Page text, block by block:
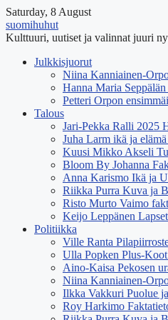
Saturday, 8 August
suomihuhut
Kulttuuri, uutiset ja valinnat juuri
Julkkisjuorut
Niina Kanniainen-
Hanna Maria
Petteri Orpon
Talous
Jari-Pekka Ralli 2025
Juha Larm ikä ja
Kuusi Mikko Akseli
Bloom By Johanna
Anna Karismo Ikä ja
Riikka Purra Kuva ja
Risto Murto Vaimo
Keijo Leppänen
Politiikka
Ville Ranta
Ulla Popken Plus-
Aino-Kaisa Pekosen
Niina Kanniainen-
Ilkka Vakkuri Puolue
Roy Harkimo